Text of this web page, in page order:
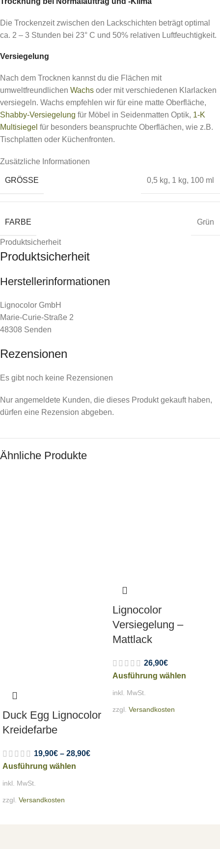
Die Trockenzeit zwischen den Lackschichten beträgt optimal
ca. 2 – 3 Stunden bei 23° C und 50% relativen Luftfeuchtigkeit.
Versiegelung
Nach dem Trocknen kannst du die Flächen mit
umweltfreundlichen Wachs oder mit verschiedenen Klarlacken
versiegeln. Wachs empfehlen wir für eine matte Oberfläche,
Shabby-Versiegelung für Möbel in Seidenmatten Optik, 1-K
Multisiegel für besonders beanspruchte Oberflächen, wie z.B.
Tischplatten oder Küchenfronten.
Zusätzliche Informationen
GRÖSSE 0,5 kg, 1 kg, 100 ml
FARBE Grün
Produktsicherheit
Produktsicherheit
Herstellerinformationen
Lignocolor GmbH
Marie-Curie-Straße 2
48308 Senden
Rezensionen
Es gibt noch keine Rezensionen
Nur angemeldete Kunden, die dieses Produkt gekauft haben,
dürfen eine Rezension abgeben.
Ähnliche Produkte
Duck Egg Lignocolor
Kreidefarbe
19,90€ – 28,90€
Ausführung wählen
inkl. MwSt.
zzgl. Versandkosten
Lignocolor
Versiegelung –
Mattlack
26,90€
Ausführung wählen
inkl. MwSt.
zzgl. Versandkosten